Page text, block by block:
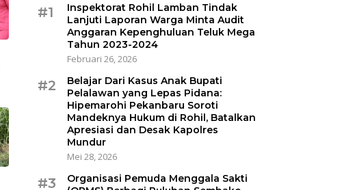
#1
Inspektorat Rohil Lamban Tindak
Lanjuti Laporan Warga Minta Audit
Anggaran Kepenghuluan Teluk Mega
Tahun 2023-2024
Februari 26, 2026
#2
Belajar Dari Kasus Anak Bupati
Pelalawan yang Lepas Pidana:
Hipemarohi Pekanbaru Soroti
Mandeknya Hukum di Rohil, Batalkan
Apresiasi dan Desak Kapolres
Mundur
Mei 28, 2026
#3
Organisasi Pemuda Menggala Sakti